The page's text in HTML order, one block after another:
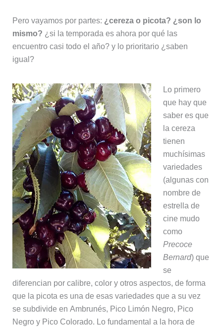
Pero vayamos por partes: ¿cereza o picota? ¿son lo
mismo? ¿si la temporada es ahora por qué las
encuentro casi todo el año? y lo prioritario ¿saben
igual?
Lo primero
que hay que
saber es que
la cereza
tienen
muchísimas
variedades
(algunas con
nombre de
estrella de
cine mudo
como
Precoce
Bernard) que
se
diferencian por calibre, color y otros aspectos, de forma
que la picota es una de esas variedades que a su vez
se subdivide en Ambrunés, Pico Limón Negro, Pico
Negro y Pico Colorado. Lo fundamental a la hora de